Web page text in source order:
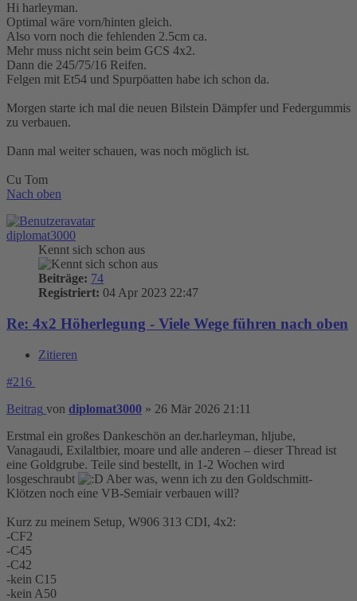
Hi harleyman.
Optimal wäre vorn/hinten gleich.
Also vorn noch die fehlenden 2.5cm ca.
Mehr muss nicht sein beim GCS 4x2.
Dann die 245/75/16 Reifen.
Felgen mit Et54 und Spurpöatten habe ich schon da.
Morgen starte ich mal die neuen Bilstein Dämpfer und Federgummis
zu verbauen.
Dann mal weiter schauen, was noch möglich ist.
Cu Tom
Nach oben
diplomat3000
Kennt sich schon aus
Beiträge: 74
Registriert: 04 Apr 2023 22:47
Re: 4x2 Höherlegung - Viele Wege führen nach oben
Zitieren
#216
Beitrag von diplomat3000 » 26 Mär 2026 21:11
Erstmal ein großes Dankeschön an der.harleyman, hljube,
Vanagaudi, Exilaltbier, moare und alle anderen – dieser Thread ist
eine Goldgrube. Teile sind bestellt, in 1-2 Wochen wird
losgeschraubt
Aber was, wenn ich zu den Goldschmitt-
Klötzen noch eine VB-Semiair verbauen will?
Kurz zu meinem Setup, W906 313 CDI, 4x2:
-CF2
-C45
-C42
-kein C15
-kein A50